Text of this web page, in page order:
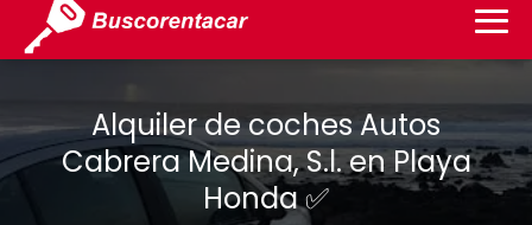
Alquiler de coches Autos
Cabrera Medina, S.l. en Playa
Honda ✅